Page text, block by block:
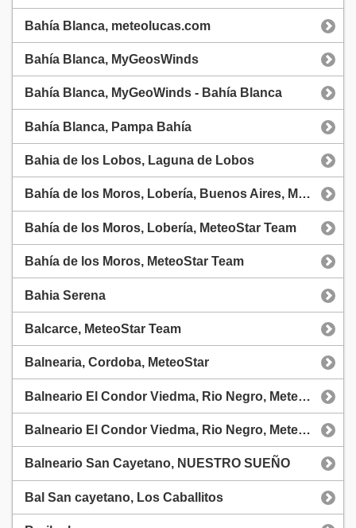
Bahía Blanca, meteolucas.com
Bahía Blanca, MyGeosWinds
Bahía Blanca, MyGeoWinds - Bahía Blanca
Bahía Blanca, Pampa Bahía
Bahia de los Lobos, Laguna de Lobos
Bahía de los Moros, Lobería, Buenos Aires, Meteostar
Bahía de los Moros, Lobería, MeteoStar Team
Bahía de los Moros, MeteoStar Team
Bahia Serena
Balcarce, MeteoStar Team
Balnearia, Cordoba, MeteoStar
Balneario El Condor Viedma, Rio Negro, MeteoStar
Balneario El Condor Viedma, Rio Negro, MeteoStar
Balneario San Cayetano, NUESTRO SUEÑO
Bal San cayetano, Los Caballitos